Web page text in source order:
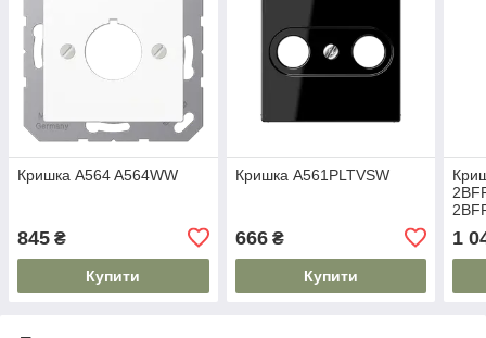
Кришка A564 A564WW
845 ₴
Купити
Кришка A561PLTVSW
666₴
Купити
1